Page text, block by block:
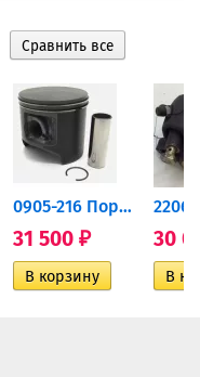
0905-216 Поршень Arctic Cat...
31 500 ₽ 30